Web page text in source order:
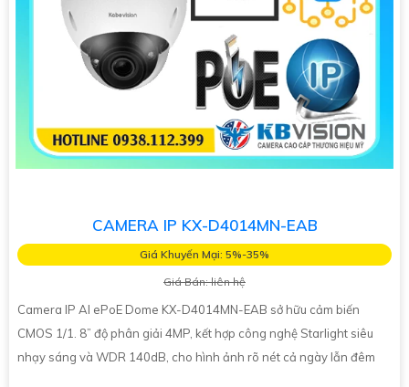
CAMERA IP KX-D4014MN-EAB
Giá Khuyến Mại: 5%-35%
Giá Bán: liên hệ
Camera IP AI ePoE Dome KX-D4014MN-EAB sở hữu cảm biến
CMOS 1/1. 8” độ phân giải 4MP, kết hợp công nghệ Starlight siêu
nhạy sáng và WDR 140dB, cho hình ảnh rõ nét cả ngày lẫn đêm